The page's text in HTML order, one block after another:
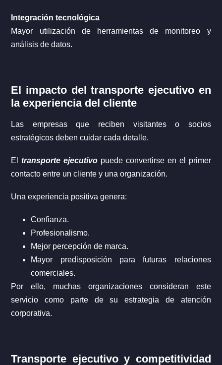
Integración tecnológica
Mayor utilización de herramientas de monitoreo y
análisis de datos.
El impacto del transporte ejecutivo en
la experiencia del cliente
Las empresas que reciben visitantes o socios
estratégicos deben cuidar cada detalle.
Eltransporte ejecutivo puede convertirse en el primer
contacto entre un cliente y una organización.
Una experiencia positiva genera:
Confianza.
Profesionalismo.
Mejor percepción de marca.
Mayor predisposición para futuras relaciones
comerciales.
Por ello, muchas organizaciones consideran este
servicio como parte de su estrategia de atención
corporativa.
Transporte ejecutivo y competitividad